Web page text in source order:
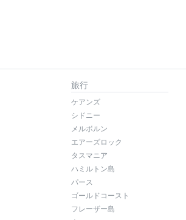
旅行
ケアンズ
シドニー
メルボルン
エアーズロック
タスマニア
ハミルトン島
パース
ゴールドコースト
フレーザー島